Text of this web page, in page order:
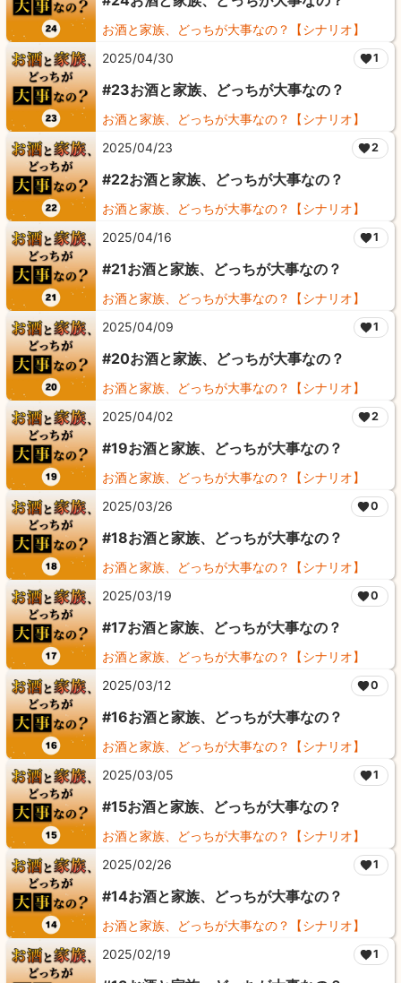
お酒と家族、どっちが大事なの？【シナリオ】
2025/04/30
1
#23お酒と家族、どっちが大事なの？
お酒と家族、どっちが大事なの？【シナリオ】
2025/04/23
2
#22お酒と家族、どっちが大事なの？
お酒と家族、どっちが大事なの？【シナリオ】
2025/04/16
1
#21お酒と家族、どっちが大事なの？
お酒と家族、どっちが大事なの？【シナリオ】
2025/04/09
1
#20お酒と家族、どっちが大事なの？
お酒と家族、どっちが大事なの？【シナリオ】
2025/04/02
2
#19お酒と家族、どっちが大事なの？
お酒と家族、どっちが大事なの？【シナリオ】
2025/03/26
0
#18お酒と家族、どっちが大事なの？
お酒と家族、どっちが大事なの？【シナリオ】
2025/03/19
0
#17お酒と家族、どっちが大事なの？
お酒と家族、どっちが大事なの？【シナリオ】
2025/03/12
0
#16お酒と家族、どっちが大事なの？
お酒と家族、どっちが大事なの？【シナリオ】
2025/03/05
1
#15お酒と家族、どっちが大事なの？
お酒と家族、どっちが大事なの？【シナリオ】
2025/02/26
1
#14お酒と家族、どっちが大事なの？
お酒と家族、どっちが大事なの？【シナリオ】
2025/02/19
1